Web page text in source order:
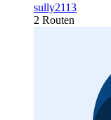
sully2113
2 Routen